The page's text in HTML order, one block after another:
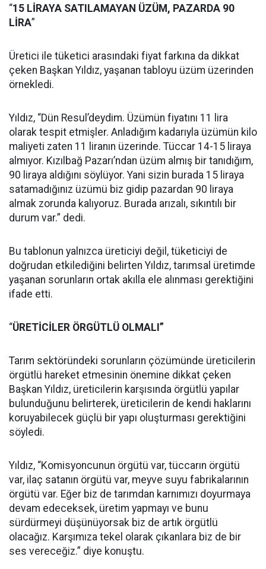
“15 LİRAYA SATILAMAYAN ÜZÜM, PAZARDA 90
LİRA”
Üretici ile tüketici arasındaki fiyat farkına da dikkat
çeken Başkan Yıldız, yaşanan tabloyu üzüm üzerinden
örnekledi.
Yıldız, “Dün Resul’deydim. Üzümün fiyatını 11 lira
olarak tespit etmişler. Anladığım kadarıyla üzümün kilo
maliyeti zaten 11 liranın üzerinde. Tüccar 14-15 liraya
almıyor. Kızılbağ Pazarı’ndan üzüm almış bir tanıdığım,
90 liraya aldığını söylüyor. Yani sizin burada 15 liraya
satamadığınız üzümü biz gidip pazardan 90 liraya
almak zorunda kalıyoruz. Burada arızalı, sıkıntılı bir
durum var.” dedi.
Bu tablonun yalnızca üreticiyi değil, tüketiciyi de
doğrudan etkilediğini belirten Yıldız, tarımsal üretimde
yaşanan sorunların ortak akılla ele alınması gerektiğini
ifade etti.
“ÜRETİCİLER ÖRGÜTLÜ OLMALI”
Tarım sektöründeki sorunların çözümünde üreticilerin
örgütlü hareket etmesinin önemine dikkat çeken
Başkan Yıldız, üreticilerin karşısında örgütlü yapılar
bulunduğunu belirterek, üreticilerin de kendi haklarını
koruyabilecek güçlü bir yapı oluşturması gerektiğini
söyledi.
Yıldız, “Komisyoncunun örgütü var, tüccarın örgütü
var, ilaç satanın örgütü var, meyve suyu fabrikalarının
örgütü var. Eğer biz de tarımdan karnımızı doyurmaya
devam edeceksek, üretim yapmayı ve bunu
sürdürmeyi düşünüyorsak biz de artık örgütlü
olacağız. Karşımıza tekel olarak çıkanlara biz de bir
ses vereceğiz.” diye konuştu.